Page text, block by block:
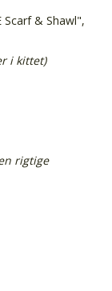
Scarf & Shawl",
i kittet)
rigtige